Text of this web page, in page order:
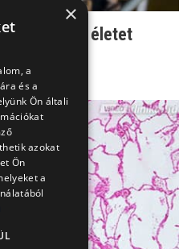
ki az életet
×
a
és a
Ön általi
azokat
Ön
a